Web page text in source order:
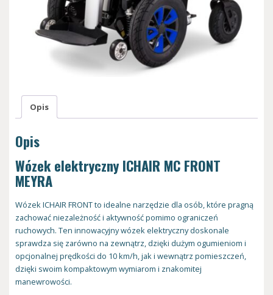
Opis
Opis
Wózek elektryczny ICHAIR MC FRONT
MEYRA
Wózek ICHAIR FRONT to idealne narzędzie dla osób, które pragną
zachować niezależność i aktywność pomimo ograniczeń
ruchowych. Ten innowacyjny wózek elektryczny doskonale
sprawdza się zarówno na zewnątrz, dzięki dużym ogumieniom i
opcjonalnej prędkości do 10 km/h, jak i wewnątrz pomieszczeń,
dzięki swoim kompaktowym wymiarom i znakomitej
manewrowości.